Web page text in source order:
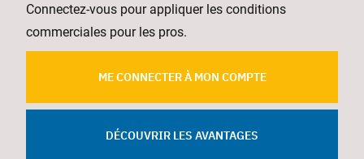
Connectez-vous pour appliquer les conditions
commerciales pour les pros.
ME CONNECTER À MON COMPTE
DÉCOUVRIR LES AVANTAGES